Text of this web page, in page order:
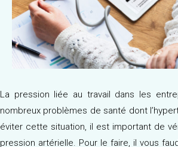
La pression liée au travail dans les
nombreux problèmes de santé dont
éviter cette situation, il est important de
pression artérielle. Pour le faire, il vous